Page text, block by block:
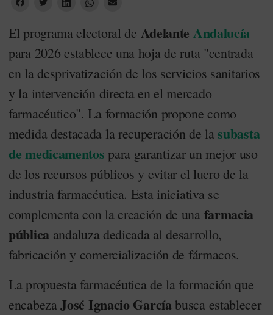
El programa electoral de Adelante Andalucía
para 2026 establece una hoja de ruta "centrada
en la desprivatización de los servicios sanitarios
y la intervención directa en el mercado
farmacéutico". La formación propone como
medida destacada la recuperación de lasubasta
de medicamentos para garantizar un mejor uso
de los recursos públicos y evitar el lucro de la
industria farmacéutica. Esta iniciativa se
complementa con la creación de una farmacia
pública andaluza dedicada al desarrollo,
fabricación y comercialización de fármacos.
La propuesta farmacéutica de la formación que
encabezaJosé Ignacio García busca establecer